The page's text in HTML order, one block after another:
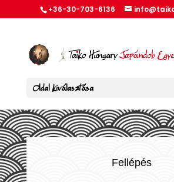
+36-30-703-6136
Oldal kiválasztása
Fellépés